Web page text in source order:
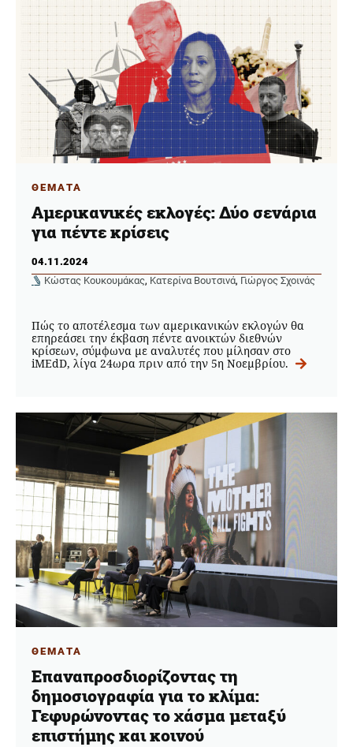
ΘΕΜΑΤΑ
Αμερικανικές εκλογές: Δύο σενάρια
για πέντε κρίσεις
04.11.2024
Κώστας Κουκουμάκας, Κατερίνα Βουτσινά, Γιώργος Σχοινάς
Πώς το αποτέλεσμα των αμερικανικών εκλογών θα
επηρεάσει την έκβαση πέντε ανοικτών διεθνών
κρίσεων, σύμφωνα με αναλυτές που μίλησαν στο
iMEdD, λίγα 24ωρα πριν από την 5η Νοεμβρίου.
ΘΕΜΑΤΑ
Επαναπροσδιορίζοντας τη
δημοσιογραφία για το κλίμα:
Γεφυρώνοντας το χάσμα μεταξύ
επιστήμης και κοινού